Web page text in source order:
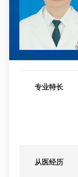
专业特长
从医经历